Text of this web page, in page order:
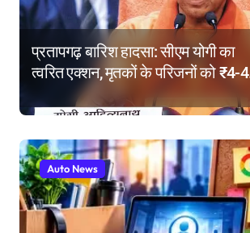
प्रतापगढ़ बारिश हादसा: सीएम योगी का
त्वरित एक्शन, मृतकों के परिजनों को ₹4-4
लाख की सहायता, घायलों के बेहतर इलाज
निर्देश
Auto News